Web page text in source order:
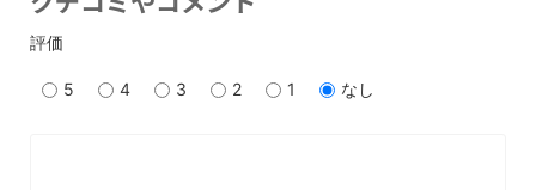
評価
5 4 3 2 1 なし